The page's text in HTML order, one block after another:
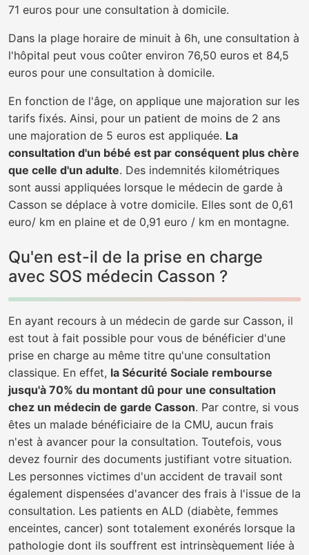
71 euros pour une consultation à domicile.
Dans la plage horaire de minuit à 6h, une consultation à
l'hôpital peut vous coûter environ 76,50 euros et 84,5
euros pour une consultation à domicile.
En fonction de l'âge, on applique une majoration sur les
tarifs fixés. Ainsi, pour un patient de moins de 2 ans
une majoration de 5 euros est appliquée. La
consultation d'un bébé est par conséquent plus chère
que celle d'un adulte. Des indemnités kilométriques
sont aussi appliquées lorsque le médecin de garde à
Casson se déplace à votre domicile. Elles sont de 0,61
euro/ km en plaine et de 0,91 euro / km en montagne.
Qu'en est-il de la prise en charge
avec SOS médecin Casson ?
En ayant recours à un médecin de garde sur Casson, il
est tout à fait possible pour vous de bénéficier d'une
prise en charge au même titre qu'une consultation
classique. En effet, la Sécurité Sociale rembourse
jusqu'à 70% du montant dû pour une consultation
chez un médecin de garde Casson. Par contre, si vous
êtes un malade bénéficiaire de la CMU, aucun frais
n'est à avancer pour la consultation. Toutefois, vous
devez fournir des documents justifiant votre situation.
Les personnes victimes d'un accident de travail sont
également dispensées d'avancer des frais à l'issue de la
consultation. Les patients en ALD (diabète, femmes
enceintes, cancer) sont totalement exonérés lorsque la
pathologie dont ils souffrent est intrinsèquement liée à